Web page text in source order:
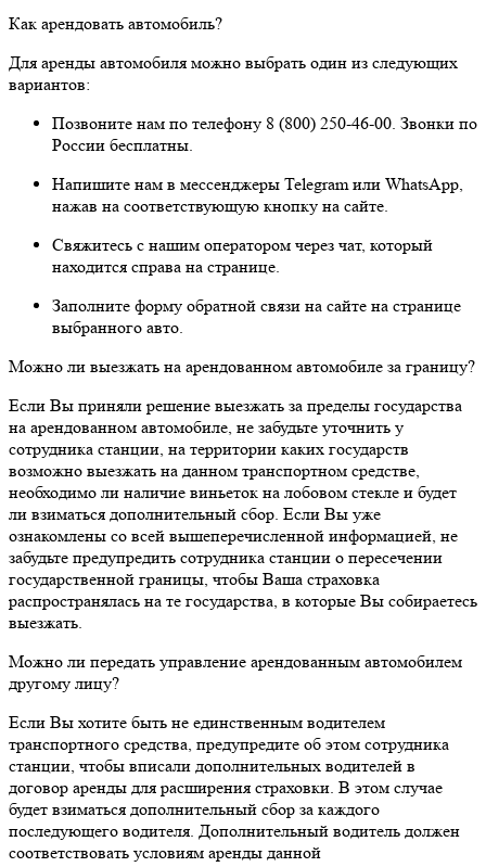
Как арендовать автомобиль?
Для аренды автомобиля можно выбрать один из следующих
вариантов:
Позвоните нам по телефону 8 (800) 250-46-00. Звонки по
России бесплатны.
Напишите нам в мессенджеры Telegram или WhatsApp,
нажав на соответствующую кнопку на сайте.
Свяжитесь с нашим оператором через чат, который
находится справа на странице.
Заполните форму обратной связи на сайте на странице
выбранного авто.
Можно ли выезжать на арендованном автомобиле за границу?
Если Вы приняли решение выезжать за пределы государства
на арендованном автомобиле, не забудьте уточнить у
сотрудника станции, на территории каких государств
возможно выезжать на данном транспортном средстве,
необходимо ли наличие виньеток на лобовом стекле и будет
ли взиматься дополнительный сбор. Если Вы уже
ознакомлены со всей вышеперечисленной информацией, не
забудьте предупредить сотрудника станции о пересечении
государственной границы, чтобы Ваша страховка
распространялась на те государства, в которые Вы собираетесь
выезжать.
Можно ли передать управление арендованным автомобилем
другому лицу?
Если Вы хотите быть не единственным водителем
транспортного средства, предупредите об этом сотрудника
станции, чтобы вписали дополнительных водителей в
договор аренды для расширения страховки. В этом случае
будет взиматься дополнительный сбор за каждого
последующего водителя. Дополнительный водитель должен
соответствовать условиям аренды данной